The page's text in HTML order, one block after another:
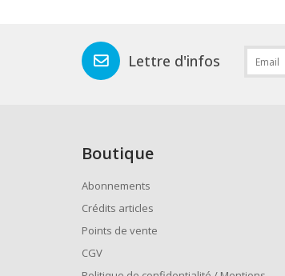
Lettre d'infos
Boutique
Abonnements
Crédits articles
Points de vente
CGV